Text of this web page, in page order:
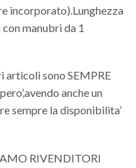
incorporato).Lunghezza
manubri da 1
sono SEMPRE
anche un
sempre la disponibilita’
RIVENDITORI